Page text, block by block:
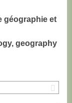
géographie et
geography